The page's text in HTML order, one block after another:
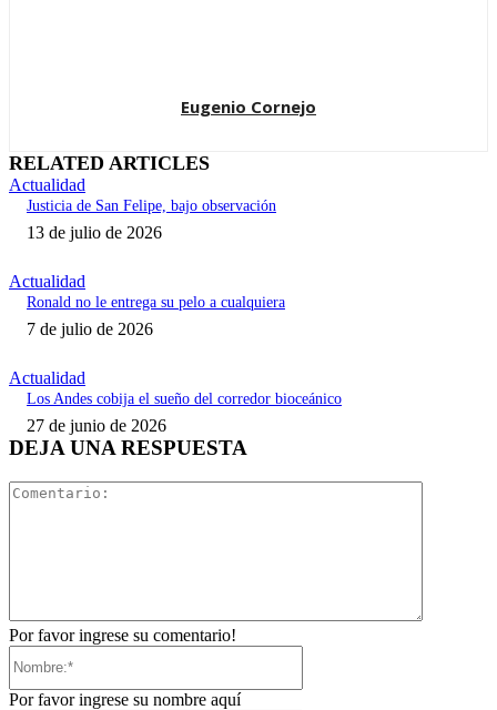
Eugenio Cornejo
RELATED ARTICLES
Actualidad
Justicia de San Felipe, bajo observación
13 de julio de 2026
Actualidad
Ronald no le entrega su pelo a cualquiera
7 de julio de 2026
Actualidad
Los Andes cobija el sueño del corredor bioceánico
27 de junio de 2026
DEJA UNA RESPUESTA
Por favor ingrese su comentario!
Por favor ingrese su nombre aquí